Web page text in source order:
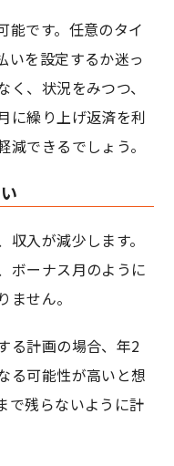
能です。任意のタイ
いを設定するか迷っ
、状況をみつつ、
に繰り上げ返済を利
できるでしょう。
入が減少します。
ボーナス月のように
せん。
る計画の場合、年2
る可能性が高いと想
で残らないように計